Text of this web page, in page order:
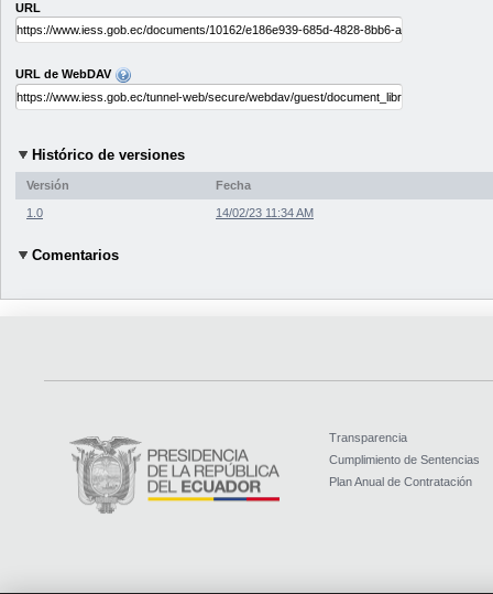
URL
URL de WebDAV
Histórico de versiones
Versión Fecha
1.0 14/02/23 11:34 AM
Comentarios
Transparencia
Cumplimiento de Sentencias
Plan Anual de Contratación